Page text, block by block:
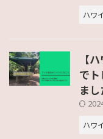
ハワイ
【
で
まし
ハワイ